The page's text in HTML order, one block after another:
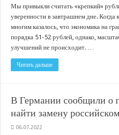
Мы привыкли считать «крепкий»
уверенности в завтрашнем дне. Когда
многим казалось, что экономика на
порядка 51-52 рублей, однако,
улучшений не происходит. …
Читать дальше
В Германии сообщили о
найти замену
06.07.2022